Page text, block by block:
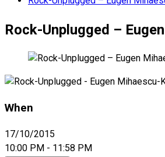
Rock-Unplugged –
When
17/10/2015
10:00 PM - 11:58 PM